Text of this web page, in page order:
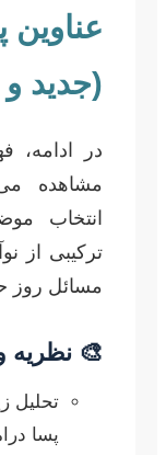
عناوین
(جدید و
در ادامه،
مشاهده
انتخاب
ترکیبی از
مسائل روز
🎨 نظریه
تحلیل
پسا